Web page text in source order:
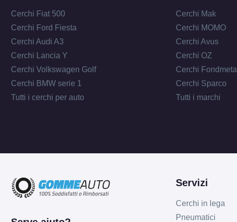
Cerchi Fiat 500
Cerchi Ford Fiesta
Cerchi Audi A3
Cerchi Lancia Y
Cerchi Volkswagen Golf
Cerchi BMW serie 1
Tutti i cerchi per auto
Cerchi Mak
Cerchi MOMO
Cerchi Avus
Cerchi OZ
Cerchi Fondmetal
Cerchi Sparco
Tutti i marchi
Servizi
Cerchi in lega
Pneumatici